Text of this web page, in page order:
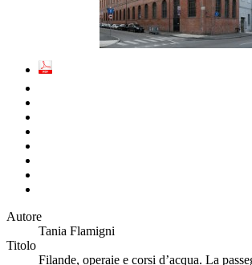
Autore
Tania Flamigni
Titolo
Filande, operaie e corsi d’acqua. La